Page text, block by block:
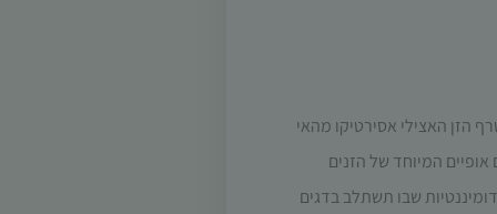
הזן האצילי אסירטיקו מהאי
אופיים המיוחד של הזנים
שבו תשתלב בדגים